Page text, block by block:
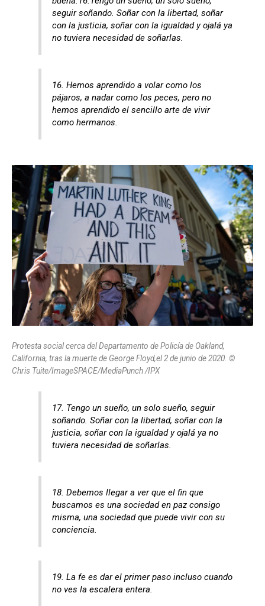
seguir soñando. Soñar con la libertad, soñar
con la justicia, soñar con la igualdad y ojalá ya
no tuviera necesidad de soñarlas.
16. Hemos aprendido a volar como los
pájaros, a nadar como los peces, pero no
hemos aprendido el sencillo arte de vivir
como hermanos.
Protesta socialcerca del Departamento de Policía de Oakland,
California, tras la muerte de George Floyd,el 2 de junio de 2020. ©
Chris Tuite/ImageSPACE/MediaPunch /IPX
17. Tengo un sueño, un solo sueño, seguir
soñando. Soñar con la libertad, soñar con la
justicia, soñar con la igualdad y ojalá ya no
tuviera necesidad de soñarlas.
18. Debemos llegar a ver que el fin que
buscamos es una sociedad en paz consigo
misma, una sociedad que puede vivir con su
conciencia.
19. La fe es dar el primer paso incluso cuando
no ves la escalera entera.